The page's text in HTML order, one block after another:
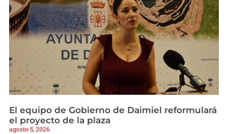
El equipo de Gobierno de Daimiel reformulará
el proyecto de la plaza
agosto 5, 2026